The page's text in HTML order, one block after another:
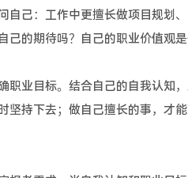
己：工作中更擅长做项目规划、
己的期待吗？自己的职业价值观
业目标。结合自己的自我认知，
坚持下去；做自己擅长的事，才